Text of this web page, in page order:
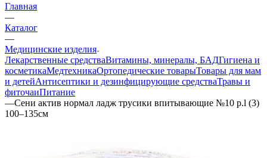
Главная
—
Каталог
—
Медицинские изделия
Лекарственные средстваВитамины, минералы, БАДГигиена и
косметикаМедтехникаОртопедические товарыТовары для мам
и детейАнтисептики и дезинфицирующие средстваТравы и
фиточаиПитание
—Сени актив нормал ладж трусики впитывающие №10 р.l (3)
100–135см